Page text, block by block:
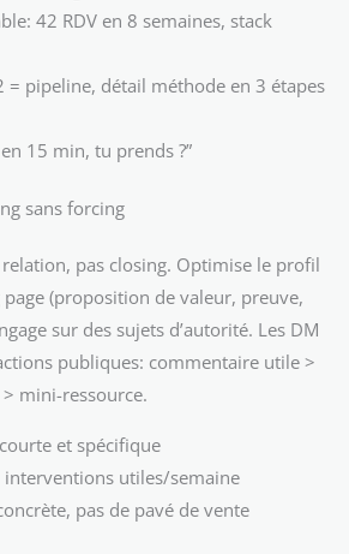
42 RDV en 8 semaines, stack
= pipeline, détail méthode en 3 étapes
15 min, tu prends ?”
sans forcing
pas closing. Optimise le profil
(proposition de valeur, preuve,
sur des sujets d’autorité. Les DM
publiques: commentaire utile >
mini-ressource.
et spécifique
interventions utiles/semaine
pas de pavé de vente